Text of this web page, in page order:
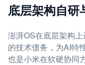
底层架构自研
澎湃OS在底层架构
的技术债务，为AI特
也是小米在软硬协同